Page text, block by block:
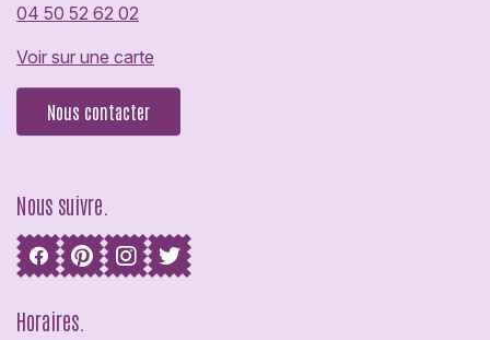
04 50 52 62 02
Voir sur une carte
Nous contacter
Nous suivre.
Horaires.